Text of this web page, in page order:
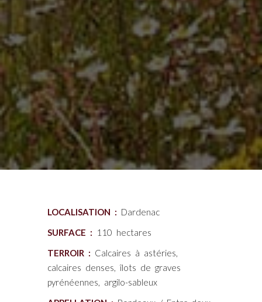
LOCALISATION : Dardenac
SURFACE : 110 hectares
TERROIR : Calcaires à astéries,
calcaires denses, îlots de graves
pyrénéennes, argilo-sableux